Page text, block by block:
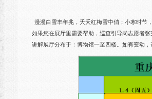
漫漫白雪丰年兆，夭夭红梅雪中俏；小寒时节
如果您在展厅里需要帮助，巡查引导岗志愿者张
讲解展厅分布于：博物馆一至四楼。如有变动，